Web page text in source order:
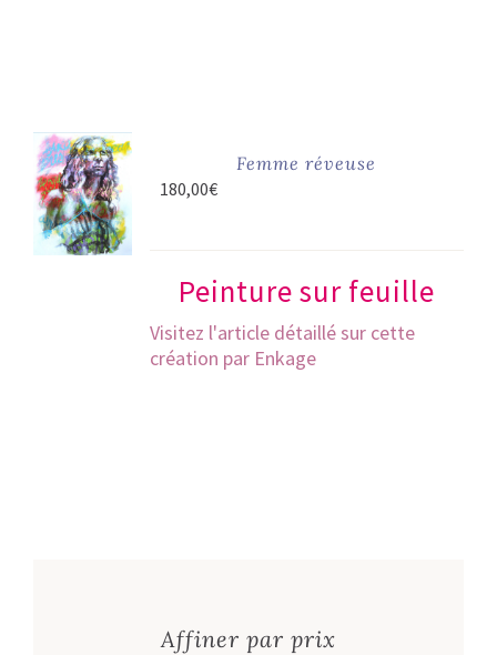
AJOUTER
AU PANIER
Femme réveuse
180,00€
Peinture sur feuille
Visitez l'article détaillé sur cette
création par Enkage
Affiner par prix